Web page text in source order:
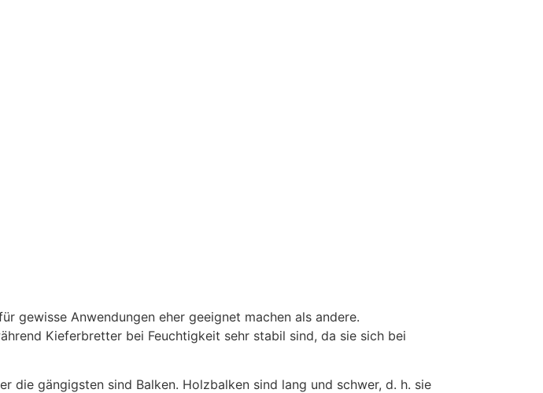
gewisse Anwendungen eher geeignet machen als andere.
Kieferbretter bei Feuchtigkeit sehr stabil sind, da sie sich bei
die gängigsten sind Balken. Holzbalken sind lang und schwer, d. h. sie